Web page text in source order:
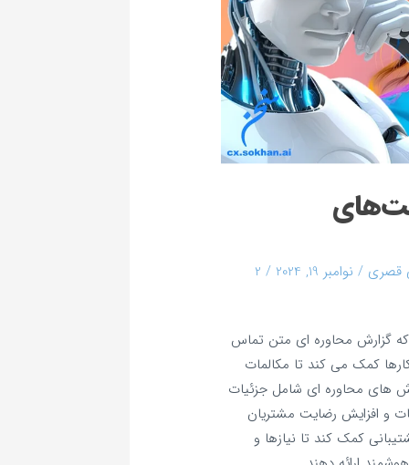
قصری / نوامبر 19, 2024 /
2
گزارش محاوره‌ ای متن تماس‌
کمک می‌ کند تا مکالمات
های محاوره‌ ای شامل جزئیات
و افزایش رضایت مشتریان
کمک کند تا نیازها و